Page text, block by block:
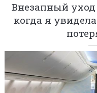
Внезапный
когда я